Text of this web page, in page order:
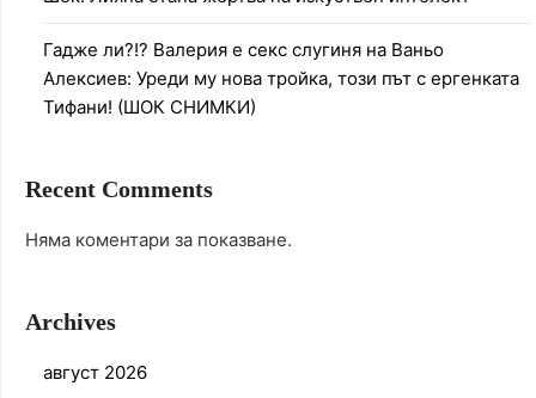
Гадже ли?!? Валерия е секс слугиня на Ваньо
Алексиев: Уреди му нова тройка, този път с ергенката
Тифани! (ШОК СНИМКИ)
Recent Comments
Няма коментари за показване.
Archives
август 2026